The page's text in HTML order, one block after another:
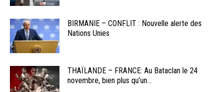
BIRMANIE – CONFLIT : Nouvelle alerte des
Nations Unies
THAÏLANDE – FRANCE: Au Bataclan le 24
novembre, bien plus qu’un...